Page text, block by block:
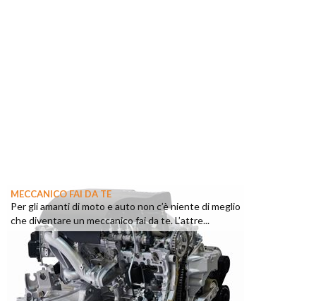
MECCANICO FAI DA TE
Per gli amanti di moto e auto non c’è niente di meglio
che diventare un meccanico fai da te. L’attre...